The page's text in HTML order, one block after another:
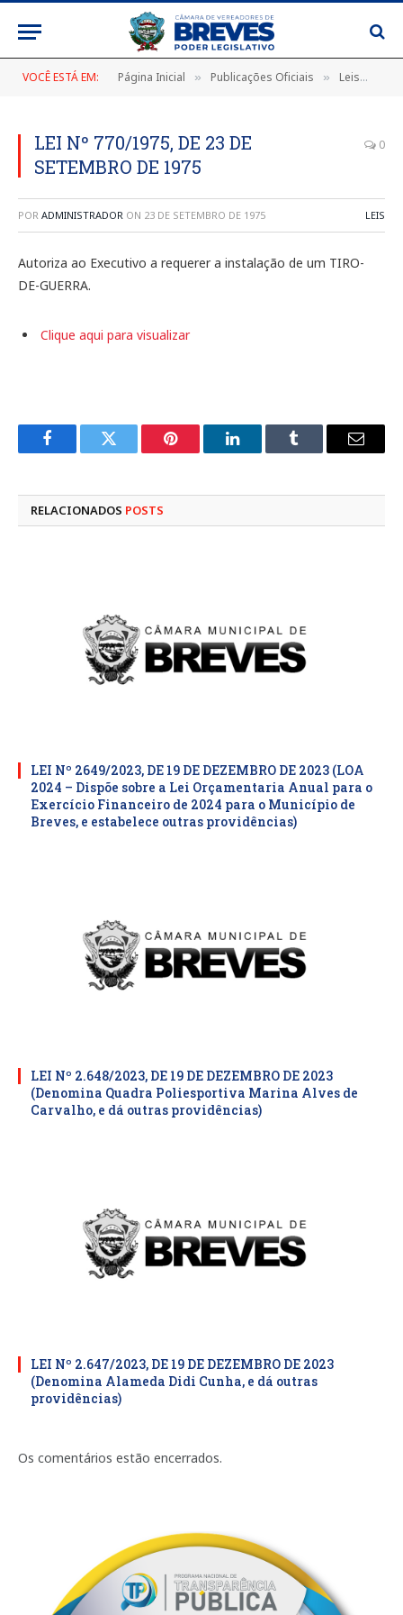
VOCÊ ESTÁ EM: Página Inicial » Publicações Oficiais » Leis
LEI Nº 770/1975, DE 23 DE
SETEMBRO DE 1975
0
POR ADMINISTRADOR ON 23 DE SETEMBRO DE 1975 LEIS
Autoriza ao Executivo a requerer a instalação de um TIRO-
DE-GUERRA.
Clique aqui para visualizar
FacebookTwitter Pinterest LinkedInTumblr
E-
RELACIONADOS POSTS
LEI Nº 2649/2023, DE 19 DE DEZEMBRO DE 2023 (LOA
2024 – Dispõe sobre a Lei Orçamentaria Anual para o
Exercício Financeiro de 2024 para o Município de
Breves, e estabelece outras providências)
LEI Nº 2.648/2023, DE 19 DE DEZEMBRO DE 2023
(Denomina Quadra Poliesportiva Marina Alves de
Carvalho, e dá outras providências)
LEI Nº 2.647/2023, DE 19 DE DEZEMBRO DE 2023
(Denomina Alameda Didi Cunha, e dá outras
providências)
Os comentários estão encerrados.